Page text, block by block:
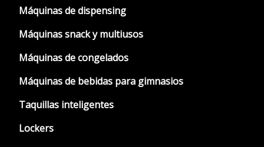
Máquinas de dispensing
Máquinas snack y multiusos
Máquinas de congelados
Máquinas de bebidas para gimnasios
Taquillas inteligentes
Lockers